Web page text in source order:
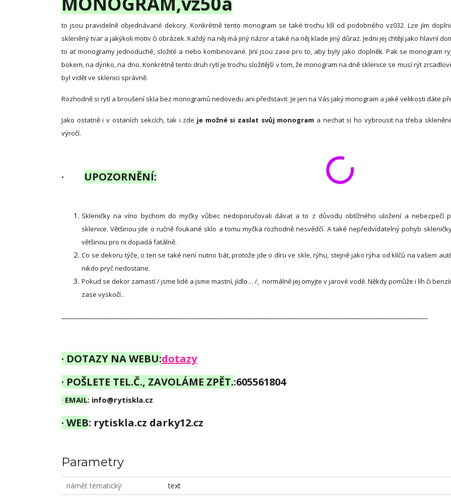
to jsou pravidelně objednávané dekory. Konkrétně tento monogram se také trochu liší od podobného vz032. Lze jím
skleněný tvar a jakýkoli motiv či obrázek. Každý na něj má jiný názor a také na něj klade jiný důraz. Jedni jej chtějí jako hlavní
to ať monogramy jednoduché, složité a nebo kombinované. Jiní jsou zase pro to, aby byly jako doplněk. Pak se monogram
bokem, na dýnko, na dno. Konkrétně tento druh rytí je trochu složitější v tom, že monogram na dně sklenice se musí rýt
byl vidět ve sklenici správně.
Rozhodně si rytí a broušení skla bez monogramů nedovedu ani představit. Je jen na Vás jaký monogram a jaké velikosti dáte
Jako ostatně i v ostaních sekcích, tak i zde je možné si zaslat svůj monogram a nechat si ho vybrousit na třeba
výročí.
· UPOZORNĚNÍ:
Skleničky na víno bychom do myčky vůbec nedoporučovali dávat a to z důvodu obtížného uložení a nebezpečí
sklenice. Většinou jde o ručně foukané sklo a tomu myčka rozhodně nesvědčí. A také nepředvídatelný pohyb
většinou pro ni dopadá fatálně.
Co se dekoru týče, o ten se také není nutno bát, protože jde o díru ve skle, rýhu, stejně jako rýha od klíčů na vašem
nikdo pryč nedostane.
Pokud se dekor zamastí / jsme lidé a jsme mastní, jídlo… /, normálně jej omyjte v jarové vodě. Někdy pomůže i líh či
zase vyskočí..
· DOTAZY NA WEBU:dotazy
· POŠLETE TEL.Č., ZAVOLÁME ZPĚT.:605561804
· EMAIL: info@rytiskla.cz
· WEB: rytiskla.cz darky12.cz
Parametry
námět tématický text